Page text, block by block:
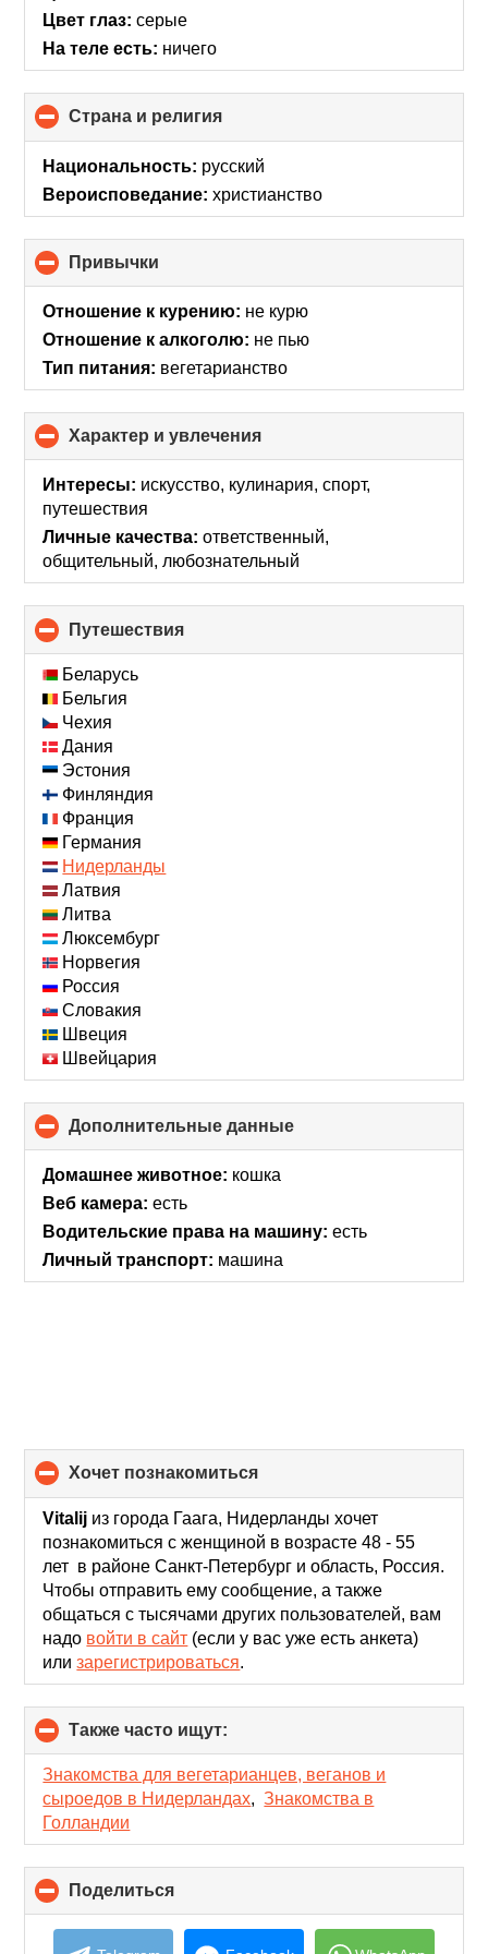
Цвет глаз: серые
На теле есть: ничего
Страна и религия
to
collapse
Национальность: русский
Вероисповедание: христианство
Привычки
to
collapse
Отношение к курению: не курю
Отношение к алкоголю: не пью
Тип питания: вегетарианство
Характер и увлечения
to
collapse
Интересы: искусcтво, кулинария, спорт,
путешествия
Личные качества: ответственный,
общительный, любознательный
Путешествия
to
Беларусь
Бельгия
Чехия
Дания
Эстония
Финляндия
Франция
Германия
Нидерланды
Латвия
Литва
Люксембург
Норвегия
Россия
Словакия
Швеция
Швейцария
Дополнительные данные
to
Домашнее животное: кошка
Веб камера: есть
Водительские права на машину: есть
Личный транспорт: машина
хочет познакомиться
to
collapse
contents
Vitalij из города Гаага, Нидерланды хочет
познакомиться с женщиной в возрасте 48 - 55
лет в районе Санкт-Петербург и область, Россия.
Чтобы отправить ему сообщение, а также
общаться с тысячами других пользователей, вам
надо войти в сайт (если у вас уже есть анкета)
илизарегистрироваться.
Также часто ищут:
to
collapse
contents
Знакомства для вегетарианцев, веганов и
сыроедов в Нидерландах,Знакомства в
Голландии
Поделиться
to
collapse